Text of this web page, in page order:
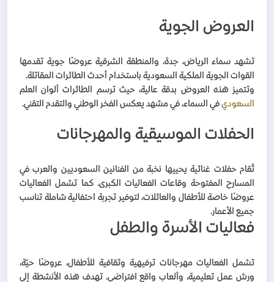
العروض الجوية
تشهد سماء الرياض، جدة، والمنطقة الشرقية عروضًا جوية تقدمها
القوات الجوية الملكية السعودية باستخدام أحدث الطائرات المقاتلة.
وتتميز هذه العروض بدقة عالية، حيث ترسم الطائرات ألوان العلم
السعودي في السماء، في مشهد يعكس الفخر الوطني والتقدم التقني.
الحفلات الموسيقية والمهرجانات
تُقام حفلات غنائية يحييها نخبة من الفنانين السعوديين والعرب في
المسارح المفتوحة وقاعات الفعاليات الكبرى. كما تشمل الفعاليات
عروضًا خاصة للأطفال والعائلات، لتوفير تجربة احتفالية شاملة تناسب
جميع الأعمار.
فعاليات الأسرة والطفل
تشمل الفعاليات مهرجانات ترفيهية وثقافية للأطفال، عروضًا حيّة،
ورش عمل تعليمية، وألعاب واقع افتراضي. تهدف هذه الأنشطة إلى